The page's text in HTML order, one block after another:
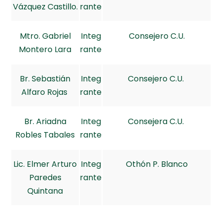
Vázquez Castillo. rante
Mtro. Gabriel
Montero Lara
Integ
rante
Consejero C.U.
Br. Sebastián
Alfaro Rojas
Integ
rante
Consejero C.U.
Br. Ariadna
Robles Tabales
Integ
rante
Consejera C.U.
Lic. Elmer Arturo
Paredes
Quintana
Integ
rante
Othón P. Blanco